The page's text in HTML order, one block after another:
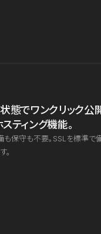
態でワンクリック公
ティング機能。
保守も不要。SSLを標準で
。